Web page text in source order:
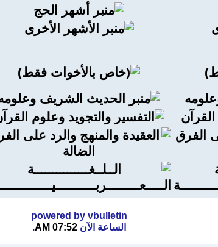
powered by vbulletin
الساعة الآن07:52 AM
.